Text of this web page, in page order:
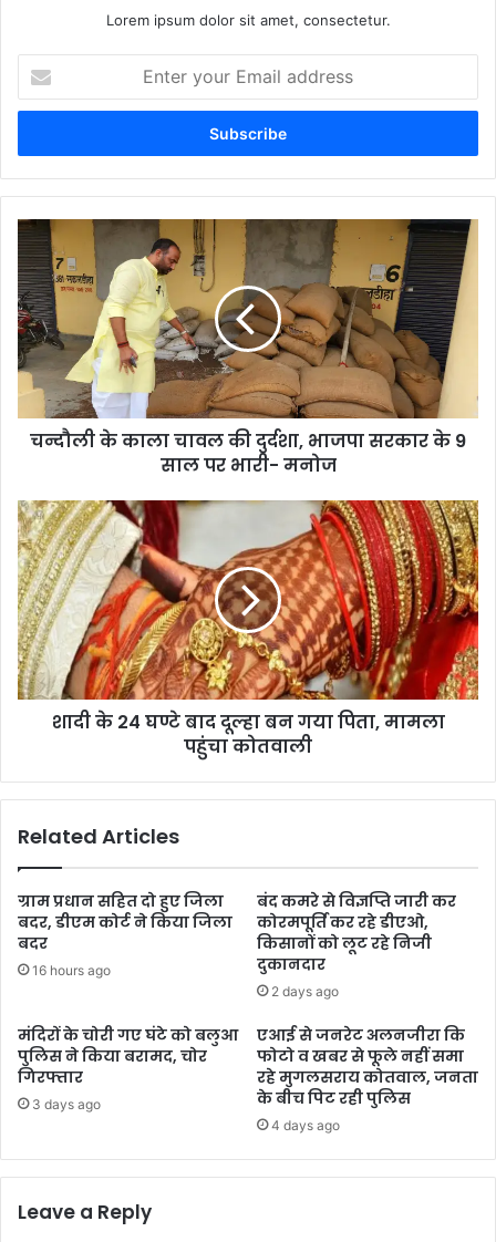
Lorem ipsum dolor sit amet, consectetur.
your
Email
चन्दौली के काला चावल की दुर्दशा, भाजपा सरकार के 9
साल पर भारी- मनोज
शादी के 24 घण्टे बाद दूल्हा बन गया पिता, मामला
पहुंचा कोतवाली
Related Articles
ग्राम प्रधान सहित दो हुए जिला
बदर, डीएम कोर्ट ने किया जिला
बदर
16 hours ago
बंद कमरे से विज्ञप्ति जारी कर
कोरमपूर्ति कर रहे डीएओ,
किसानों को लूट रहे निजी
दुकानदार
2 days ago
मंदिरों के चोरी गए घंटे को बलुआ
पुलिस ने किया बरामद, चोर
गिरफ्तार
3 days ago
एआई से जनरेट अलनजीरा कि
फोटो व खबर से फूले नहीं समा
रहे मुगलसराय कोतवाल, जनता
के बीच पिट रही पुलिस
4 days ago
Leave a Reply